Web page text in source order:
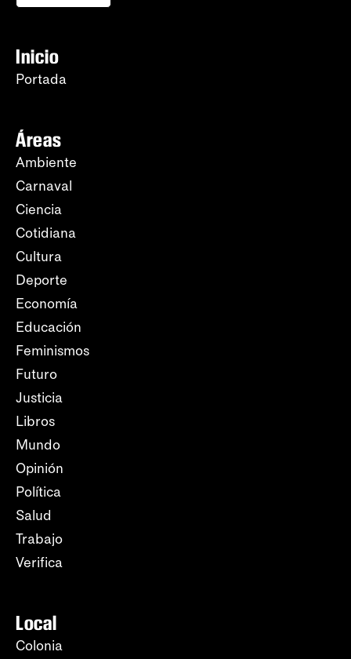
Inicio
Portada
Áreas
Ambiente
Carnaval
Ciencia
Cotidiana
Cultura
Deporte
Economía
Educación
Feminismos
Futuro
Justicia
Libros
Mundo
Opinión
Política
Salud
Trabajo
Verifica
Local
Colonia